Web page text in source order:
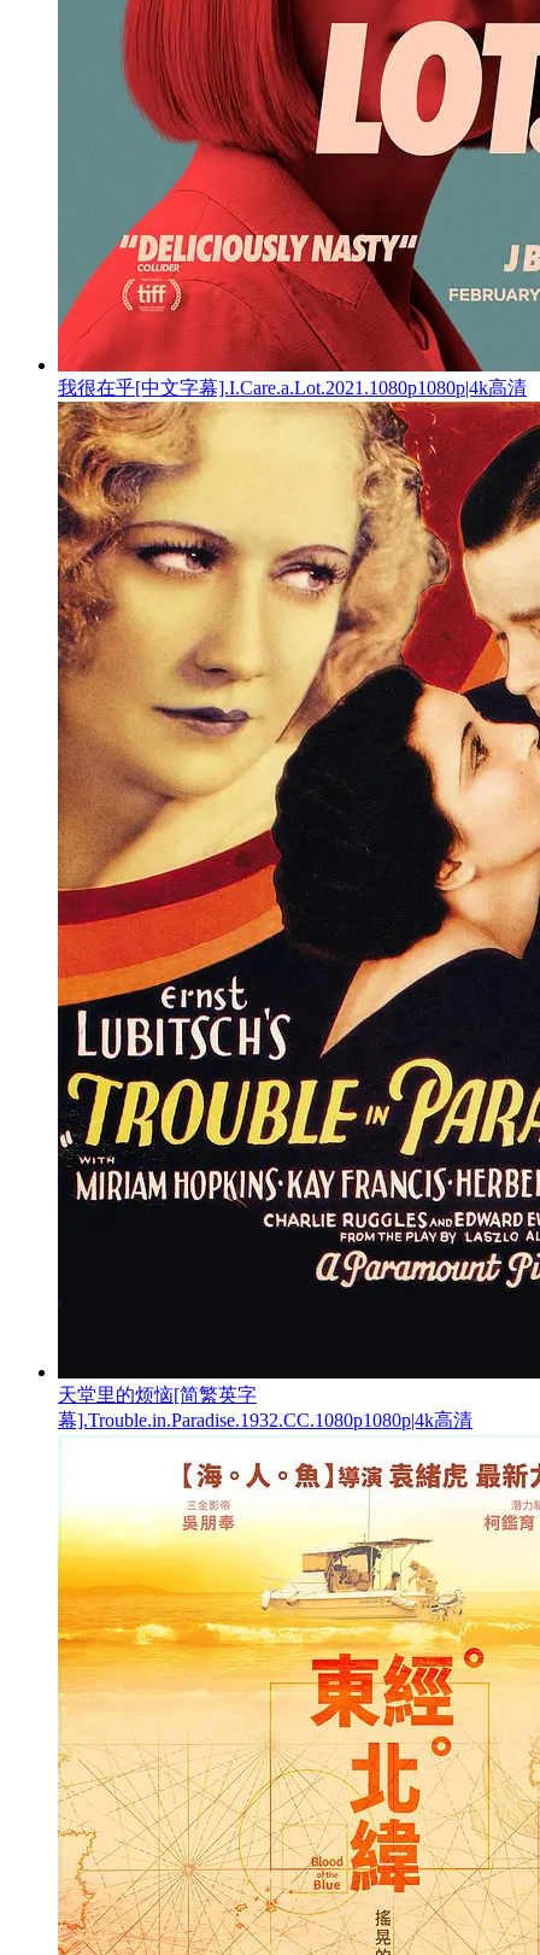
我很在乎[中文字幕].I.Care.a.Lot.2021.1080p1080p|4k高清
天堂里的烦恼[简繁英字
幕].Trouble.in.Paradise.1932.CC.1080p1080p|4k高清